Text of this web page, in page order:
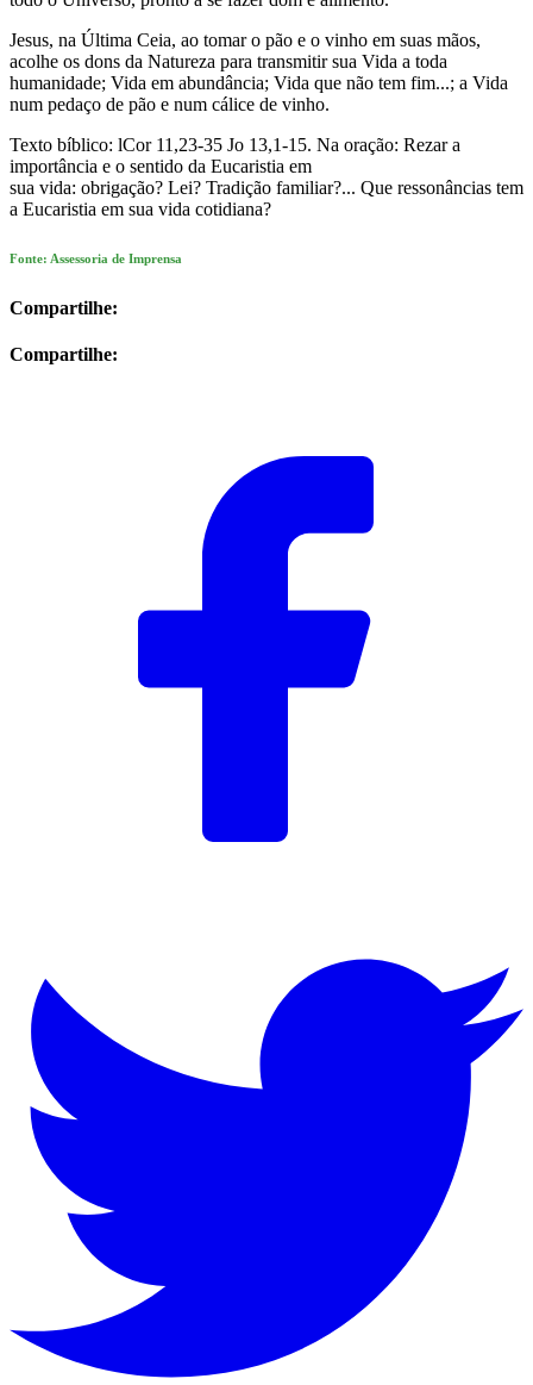
Jesus, na Última Ceia, ao tomar o pão e o vinho em suas mãos,
acolhe os dons da Natureza para transmitir sua Vida a toda
humanidade; Vida em abundância; Vida que não tem fim...; a Vida
num pedaço de pão e num cálice de vinho.
Texto bíblico: lCor 11,23-35 Jo 13,1-15. Na oração: Rezar a
importância e o sentido da Eucaristia em
sua vida: obrigação? Lei? Tradição familiar?... Que ressonâncias tem
a Eucaristia em sua vida cotidiana?
Fonte: Assessoria de Imprensa
Compartilhe:
Compartilhe: